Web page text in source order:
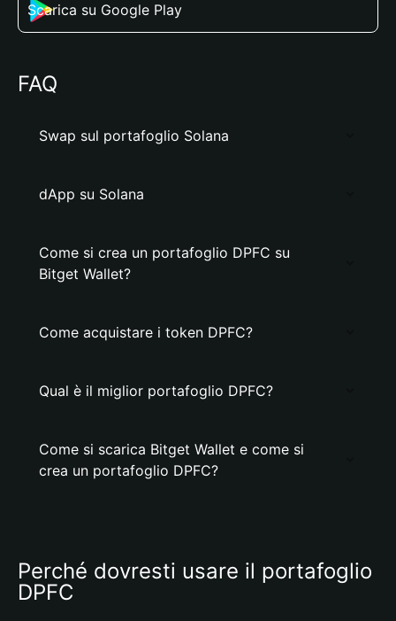
Scarica su Google Play
FAQ
Swap sul portafoglio Solana
dApp su Solana
Come si crea un portafoglio DPFC su
Bitget Wallet?
Come acquistare i token DPFC?
Qual è il miglior portafoglio DPFC?
Come si scarica Bitget Wallet e come si
crea un portafoglio DPFC?
Perché dovresti usare il portafoglio
DPFC